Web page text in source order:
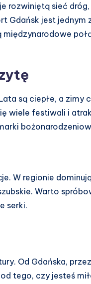
rozwiniętą sieć
Gdańsk jest jednym
międzynarodowe
są ciepłe, a zimy
wiele festiwali i
W regionie
Warto
serki.
Od Gdańska,
tego, czy jesteś